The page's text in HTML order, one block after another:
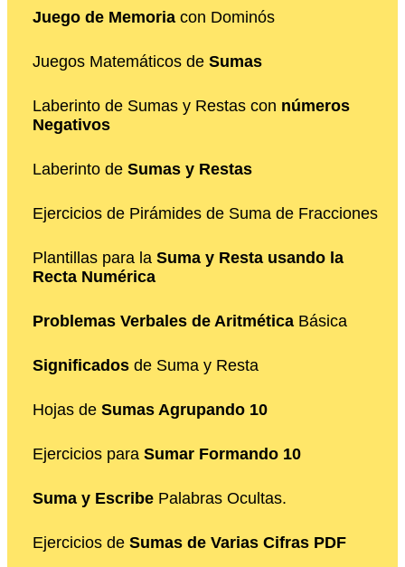
Juego de Memoria con Dominós
Juegos Matemáticos de Sumas
Laberinto de Sumas y Restas con números
Negativos
Laberinto de Sumas y Restas
Ejercicios de Pirámides de Suma de Fracciones
Plantillas para la Suma y Resta usando la
Recta Numérica
Problemas Verbales de Aritmética Básica
Significados de Suma y Resta
Hojas de Sumas Agrupando 10
Ejercicios para Sumar Formando 10
Suma y Escribe Palabras Ocultas.
Ejercicios de Sumas de Varias Cifras PDF